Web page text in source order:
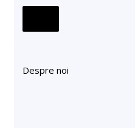
Despre noi